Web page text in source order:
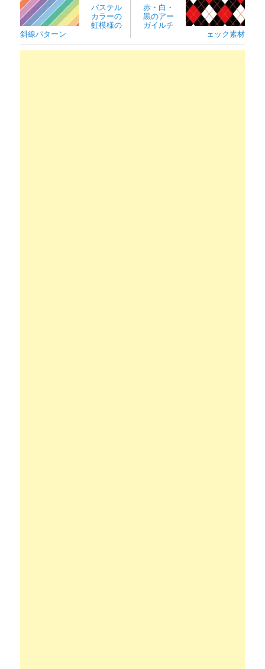
パステル
カラーの
虹模様の
斜線パターン
赤・白・
黒のアー
ガイルチ
ェック素材